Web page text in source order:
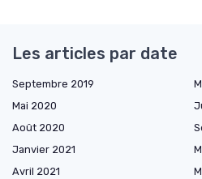
Les articles par date
Septembre 2019
Mai 2020
Août 2020
Janvier 2021
Avril 2021